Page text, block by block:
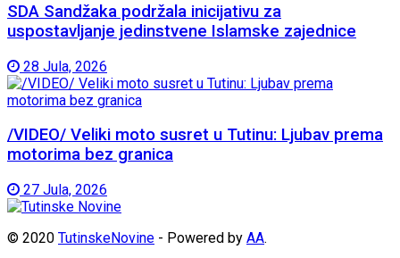
SDA Sandžaka podržala inicijativu za
uspostavljanje jedinstvene Islamske zajednice
28 Jula, 2026
/VIDEO/ Veliki moto susret u Tutinu: Ljubav prema
motorima bez granica
27 Jula, 2026
© 2020 TutinskeNovine - Powered by AA.